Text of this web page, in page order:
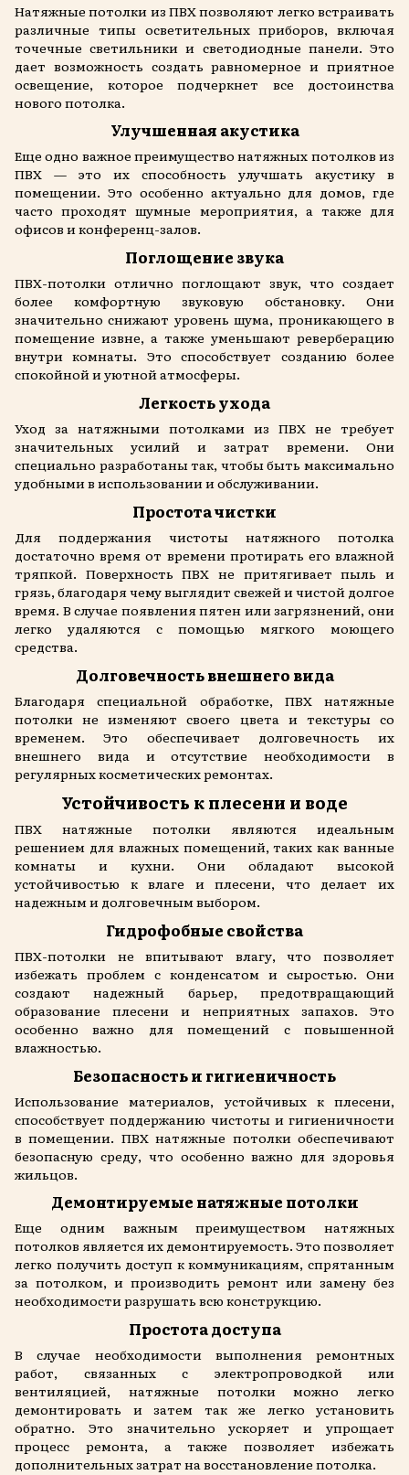
Натяжные потолки из ПВХ позволяют легко встраивать
различные типы осветительных приборов, включая
точечные светильники и светодиодные панели. Это
дает возможность создать равномерное и приятное
освещение, которое подчеркнет все достоинства
нового потолка.
Улучшенная акустика
Еще одно важное преимущество натяжных потолков из
ПВХ — это их способность улучшать акустику в
помещении. Это особенно актуально для домов, где
часто проходят шумные мероприятия, а также для
офисов и конференц-залов.
Поглощение звука
ПВХ-потолки отлично поглощают звук, что создает
более комфортную звуковую обстановку. Они
значительно снижают уровень шума, проникающего в
помещение извне, а также уменьшают реверберацию
внутри комнаты. Это способствует созданию более
спокойной и уютной атмосферы.
Легкость ухода
Уход за натяжными потолками из ПВХ не требует
значительных усилий и затрат времени. Они
специально разработаны так, чтобы быть максимально
удобными в использовании и обслуживании.
Простота чистки
Для поддержания чистоты натяжного потолка
достаточно время от времени протирать его влажной
тряпкой. Поверхность ПВХ не притягивает пыль и
грязь, благодаря чему выглядит свежей и чистой долгое
время. В случае появления пятен или загрязнений, они
легко удаляются с помощью мягкого моющего
средства.
Долговечность внешнего вида
Благодаря специальной обработке, ПВХ натяжные
потолки не изменяют своего цвета и текстуры со
временем. Это обеспечивает долговечность их
внешнего вида и отсутствие необходимости в
регулярных косметических ремонтах.
Устойчивость к плесени и воде
ПВХ натяжные потолки являются идеальным
решением для влажных помещений, таких как ванные
комнаты и кухни. Они обладают высокой
устойчивостью к влаге и плесени, что делает их
надежным и долговечным выбором.
Гидрофобные свойства
ПВХ-потолки не впитывают влагу, что позволяет
избежать проблем с конденсатом и сыростью. Они
создают надежный барьер, предотвращающий
образование плесени и неприятных запахов. Это
особенно важно для помещений с повышенной
влажностью.
Безопасность и гигиеничность
Использование материалов, устойчивых к плесени,
способствует поддержанию чистоты и гигиеничности
в помещении. ПВХ натяжные потолки обеспечивают
безопасную среду, что особенно важно для здоровья
жильцов.
Демонтируемые натяжные потолки
Еще одним важным преимуществом натяжных
потолков является их демонтируемость. Это позволяет
легко получить доступ к коммуникациям, спрятанным
за потолком, и производить ремонт или замену без
необходимости разрушать всю конструкцию.
Простота доступа
В случае необходимости выполнения ремонтных
работ, связанных с электропроводкой или
вентиляцией, натяжные потолки можно легко
демонтировать и затем так же легко установить
обратно. Это значительно ускоряет и упрощает
процесс ремонта, а также позволяет избежать
дополнительных затрат на восстановление потолка.